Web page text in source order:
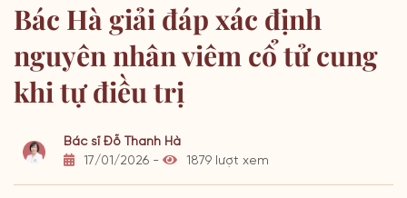
Bác Hà giải đáp xác định
nguyên nhân viêm cổ tử cung
khi tự điều trị
Bác sĩ Đỗ Thanh Hà
17/01/2026 -
1879 lượt xem